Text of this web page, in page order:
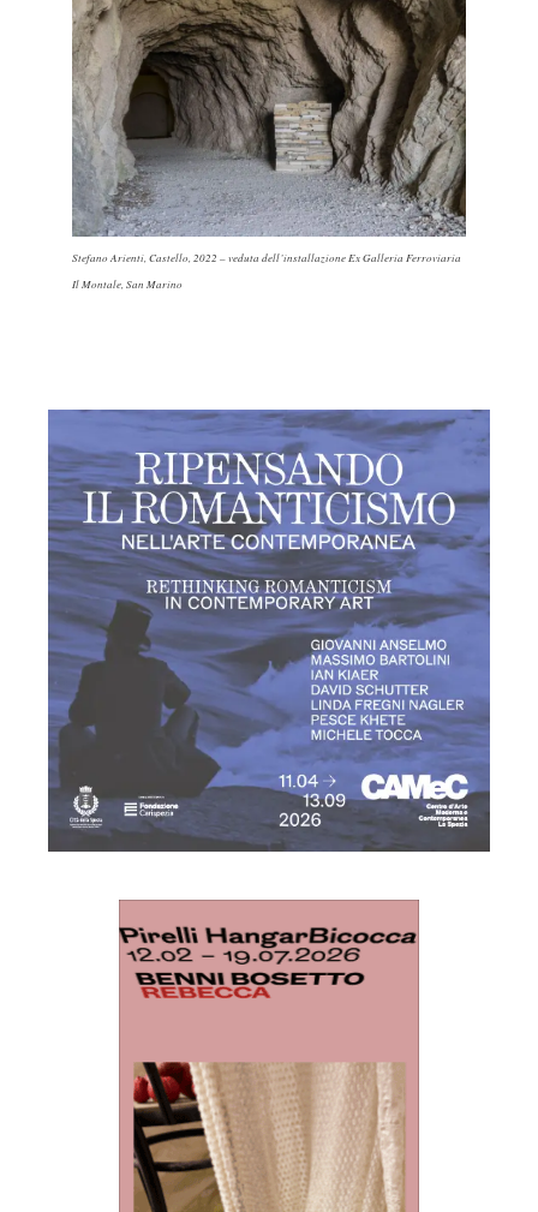
Stefano Arienti, Castello , 2022 – veduta dell’installazione Ex Galleria Ferroviaria
Il Montale, San Marino